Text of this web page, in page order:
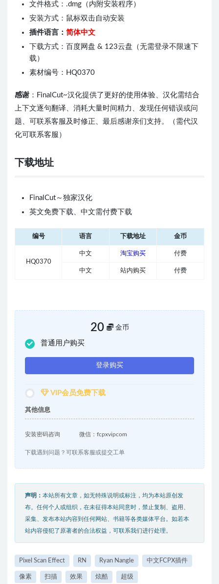
文件格式：.dmg（内附安装程序）
安装方式：鼠标双击自动安装
插件语言： 简体中文
下载方式：百度网盘 & 123云盘（无需登录不限速下
载）
素材编号：HQ0370
感谢 ：FinalCut~汉化提供了更好的使用体验、汉化需结合
上下文逐句翻译、消耗大量时间精力、发现任何错误或问
题、可联系客服及时修正、最后感谢亲们支持。（需代汉
化可联系客服）
下载地址
FinalCut～独家汉化
英文免费下载、中文需付费下载
编号 语言 下载地址 金币
HQ0370
中文 淘宝购买 付费
中文 站内购买 付费
20 金币
普通用户购买
登录购买
VIP会员免费下载
其他信息
安装密码咨询 微信：fcpxvipcom
下载遇到问题？可联系客服或提交工单
声明： 本站所有文章，如无特殊说明或标注，均为本站原创发
布。任何个人或组织，在未征得本站同意时，禁止复制、盗用、
采集、发布本站内容到任何网站、书籍等各类媒体平台。如若本
站内容侵犯了原著者的合法权益，可联系我们进行处理。
Pixel Scan Effect RN Ryan Nangle 中文FCPX插件
像素 扫描 效果 炫酷 超级